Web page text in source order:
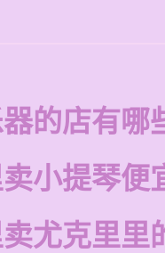
的店有哪
小提琴便
尤克里里